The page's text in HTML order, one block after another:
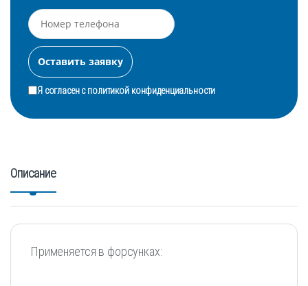
Я согласен сполитикой конфиденциальности
Описание
Применяется в форсунках: